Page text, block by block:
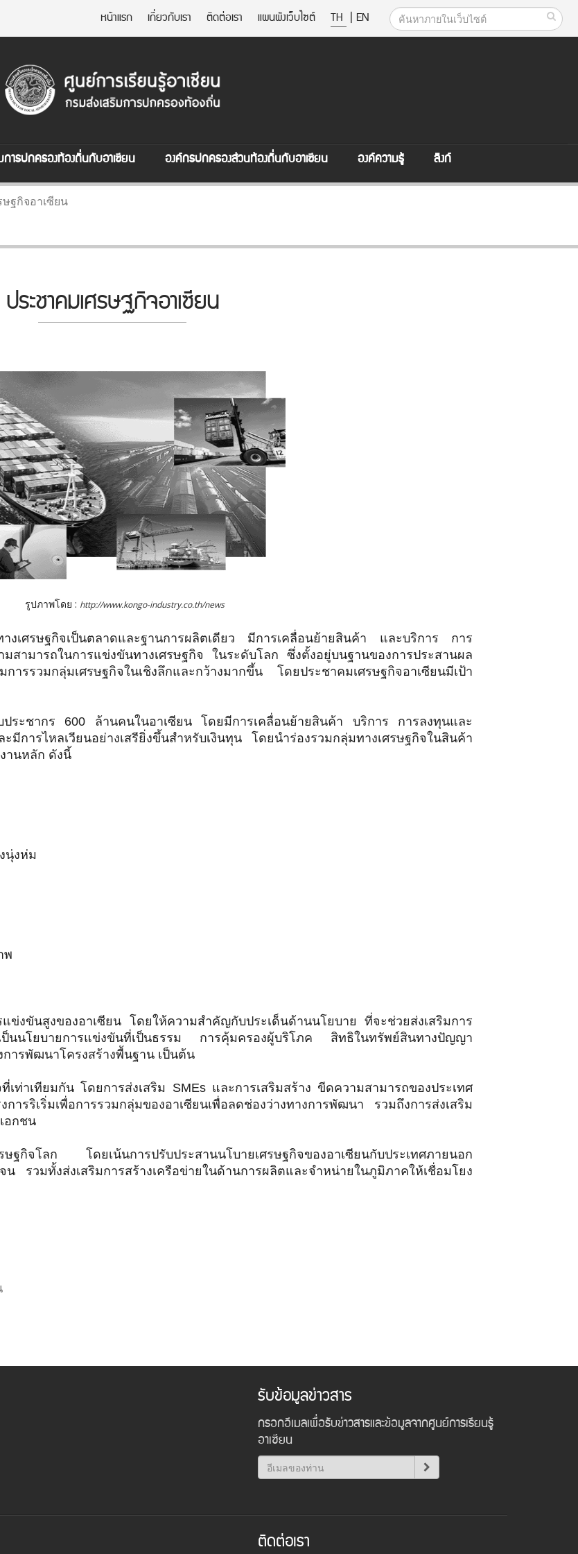
หน้าแรก เกี่ยวกับเรา ติดต่อเรา แผนผังเว็บไซต์ TH | EN
การปกครองท้องถิ่นกับอาเซียน องค์กรปกครองส่วนท้องถิ่นกับอาเซียน องค์ความรู้ ลิงก์
ฐกิจอาเซียน
ประชาคมเศรษฐกิจอาเซียน
รูปภาพโดย : http://www.kongo-industry.co.th/news
างเศรษฐกิจเป็นตลาดและฐานการผลิตเดียว มีการเคลื่อนย้ายสินค้า และบริการ การ
สามารถในการแข่งขันทางเศรษฐกิจ ในระดับโลก ซึ่งตั้งอยู่บนฐานของการประสานผล
ารรวมกลุ่มเศรษฐกิจในเชิงลึกและกว้างมากขึ้น โดยประชาคมเศรษฐกิจอาเซียนมีเป้า
ประชากร 600 ล้านคนในอาเซียน โดยมีการเคลื่อนย้ายสินค้า บริการ การลงทุนและ
ารไหลเวียนอย่างเสรียิ่งขึ้นสำหรับเงินทุน โดยนำร่องรวมกลุ่มทางเศรษฐกิจในสินค้า
านหลัก ดังนี้
นุ่งห่ม
พ
ข่งขันสูงของอาเซียน โดยให้ความสำคัญกับประเด็นด้านนโยบาย ที่จะช่วยส่งเสริมการ
ป็นนโยบายการแข่งขันที่เป็นธรรม การคุ้มครองผู้บริโภค สิทธิในทรัพย์สินทางปัญญา
ารพัฒนาโครงสร้างพื้นฐาน เป็นต้น
ท่าเทียมกัน โดยการส่งเสริม SMEs และการเสริมสร้าง ขีดความสามารถของประเทศ
รริเริ่มเพื่อการรวมกลุ่มของอาเซียนเพื่อลดช่องว่างทางการพัฒนา รวมถึงการส่งเสริม
อกชน
ษฐกิจโลก โดยเน้นการปรับประสานนโบายเศรษฐกิจของอาเซียนกับประเทศภายนอก
รวมทั้งส่งเสริมการสร้างเครือข่ายในด้านการผลิตและจำหน่ายในภูมิภาคให้เชื่อมโยง
รับข้อมูลข่าวสาร
กรอกอีเมลเพื่อรับข่าวสารและข้อมูลจากศูนย์การเรียนรู้
อาเซียน
ติดต่อเรา